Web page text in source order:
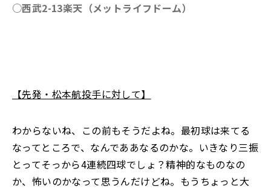
○西武2-13楽天（メットライフドーム）
【先発・松本航投手に対して】
わからないね、この前もそうだよね。最初球は来てる
なってところで、なんでああなるのかな。いきなり三振
とってそっから4連続四球でしょ？精神的なものなの
か、怖いのかなって思うんだけどね。もうちょっと大